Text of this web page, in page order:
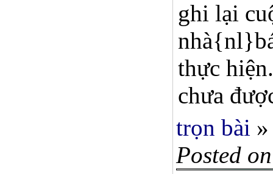
ghi lại
thực
chưa
trọn bài »
Posted